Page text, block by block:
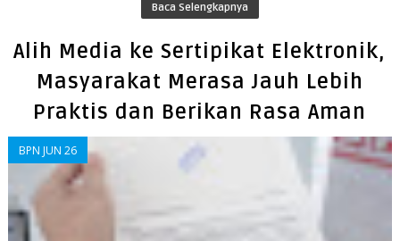
Baca Selengkapnya
Alih Media ke Sertipikat Elektronik,
Masyarakat Merasa Jauh Lebih
Praktis dan Berikan Rasa Aman
BPN JUN 26